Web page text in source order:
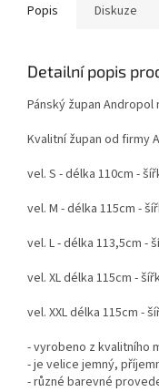
Popis Diskuze
Detailní popis
Pánský župan
Kvalitní župan od firmy
vel. S - délka 110cm -
vel. M - délka 115cm -
vel. L - délka 113,5cm -
vel. XL délka 115cm -
vel. XXL délka 115cm -
- vyrobeno z kvalitního
- je velice jemný,
- různé barevné